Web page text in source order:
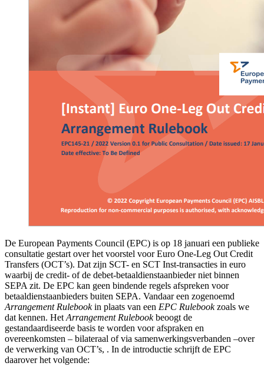
De European Payments Council (EPC) is op 18 januari een publieke
consultatie gestart over het voorstel voor Euro One-Leg Out Credit
Transfers (OCT’s). Dat zijn SCT- en SCT Inst-transacties in euro
waarbij de credit- of de debet-betaaldienstaanbieder niet binnen
SEPA zit. De EPC kan geen bindende regels afspreken voor
betaaldienstaanbieders buiten SEPA. Vandaar een zogenoemd
Arrangement Rulebookin plaats van een EPC Rulebookzoals we
dat kennen. Het Arrangement Rulebookbeoogt de
gestandaardiseerde basis te worden voor afspraken en
overeenkomsten – bilateraal of via samenwerkingsverbanden –over
de verwerking van OCT’s, . In de introductie schrijft de EPC
daarover het volgende: